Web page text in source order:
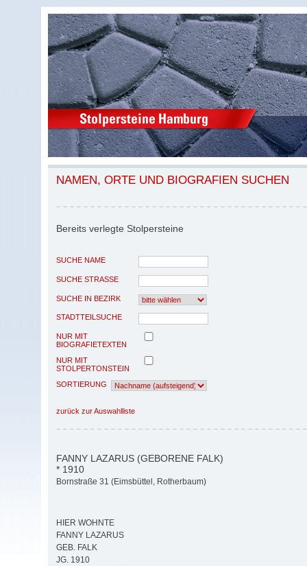
NAMEN, ORTE UND BIOGRAFIEN SUCHEN
Bereits verlegte Stolpersteine
SUCHE NAME
SUCHE STRASSE
SUCHE IN BEZIRK
STADTTEILSUCHE
NUR MIT
BIOGRAFIETEXTEN
NUR MIT
STOLPERTONSTEIN
SORTIERUNG
zurück zur Auswahlliste
FANNY LAZARUS (GEBORENE FALK)
* 1910
Bornstraße 31 (Eimsbüttel, Rotherbaum)
HIER WOHNTE
FANNY LAZARUS
GEB. FALK
JG. 1910